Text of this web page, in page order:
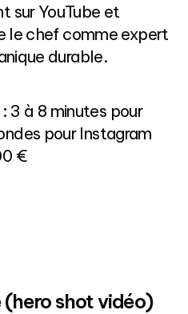
sur YouTube et
le chef comme expert
durable.
3 à 8 minutes pour
pour Instagram
€
shot vidéo)